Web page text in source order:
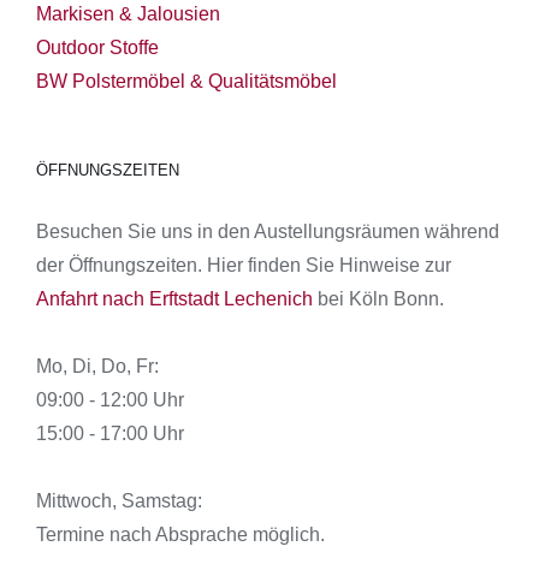
Markisen & Jalousien
Outdoor Stoffe
BW Polstermöbel & Qualitätsmöbel
ÖFFNUNGSZEITEN
Besuchen Sie uns in den Austellungsräumen während
der Öffnungszeiten. Hier finden Sie Hinweise zur
Anfahrt nach Erftstadt Lechenich bei Köln Bonn.
Mo, Di, Do, Fr:
09:00 - 12:00 Uhr
15:00 - 17:00 Uhr
Mittwoch, Samstag:
Termine nach Absprache möglich.